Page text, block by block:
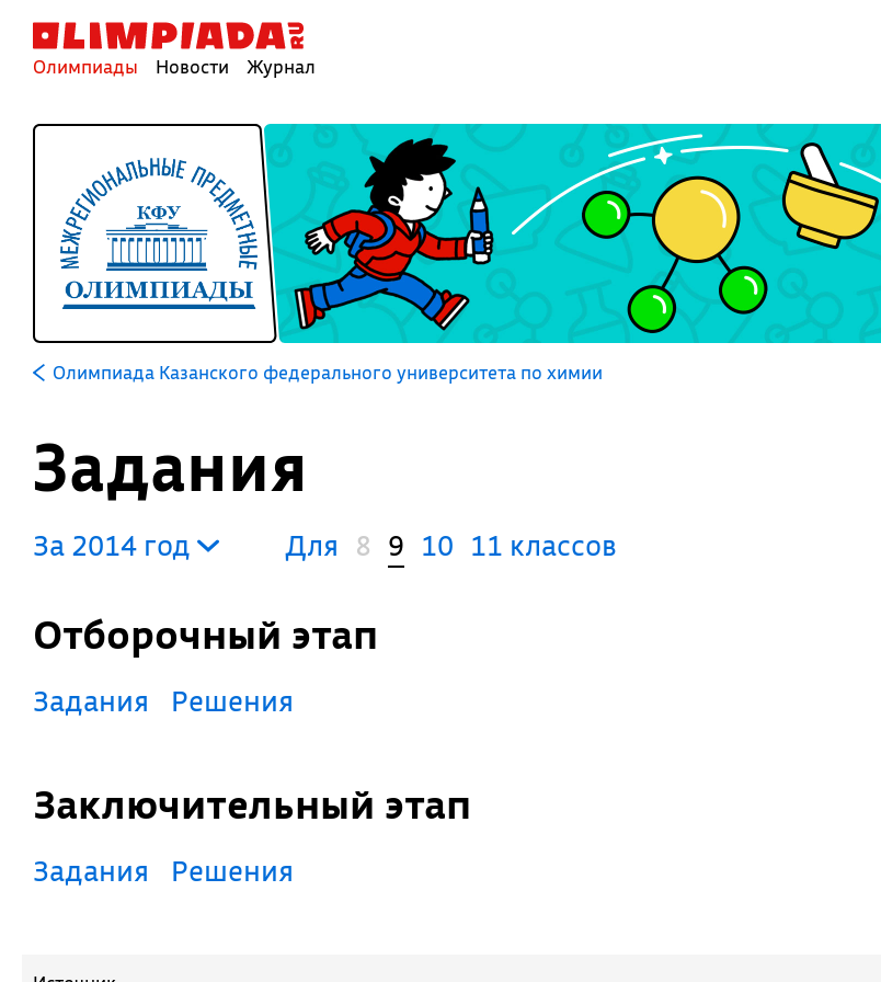
Олимпиады Новости Журнал
Олимпиада Казанского федерального университета по химии
Задания
За 2014 год Для 8 9 10 11 классов
Отборочный этап
Задания Решения
Заключительный этап
Задания Решения